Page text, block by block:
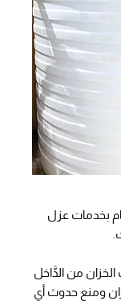
بخدمات عزل
من الدَّاخل
ومنع حدوث أي